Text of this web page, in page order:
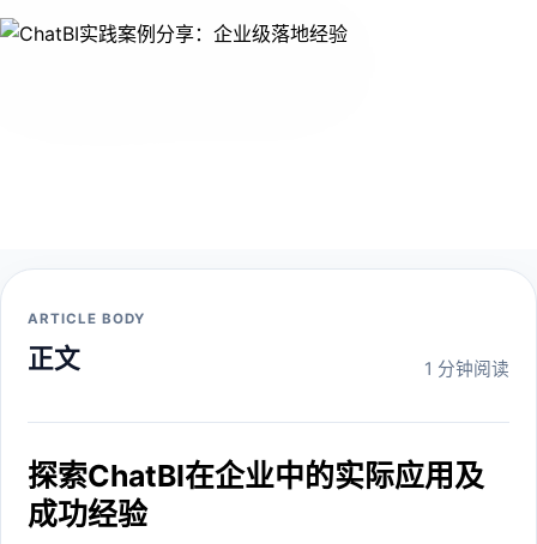
ARTICLE BODY
正文 1 分钟阅读
探索ChatBI在企业中的实际应用及
成功经验